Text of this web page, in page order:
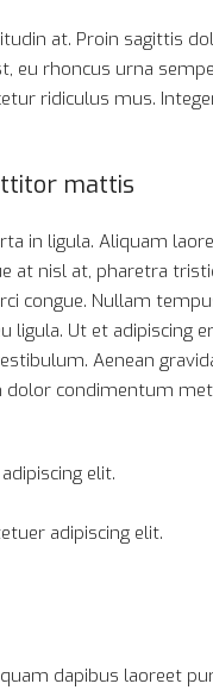
at. Proin sagittis
eu rhoncus urna
ridiculus mus.
mattis
in ligula. Aliquam
at nisl at, pharetra
congue. Nullam
Ut et adipiscing
Aenean
condimentum
elit.
adipiscing elit.
dapibus laoreet